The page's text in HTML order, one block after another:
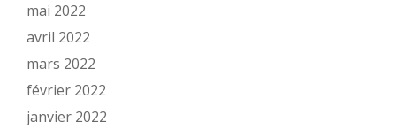
mai 2022
avril 2022
mars 2022
février 2022
janvier 2022